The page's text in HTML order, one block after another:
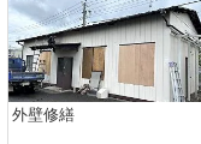
外壁修繕